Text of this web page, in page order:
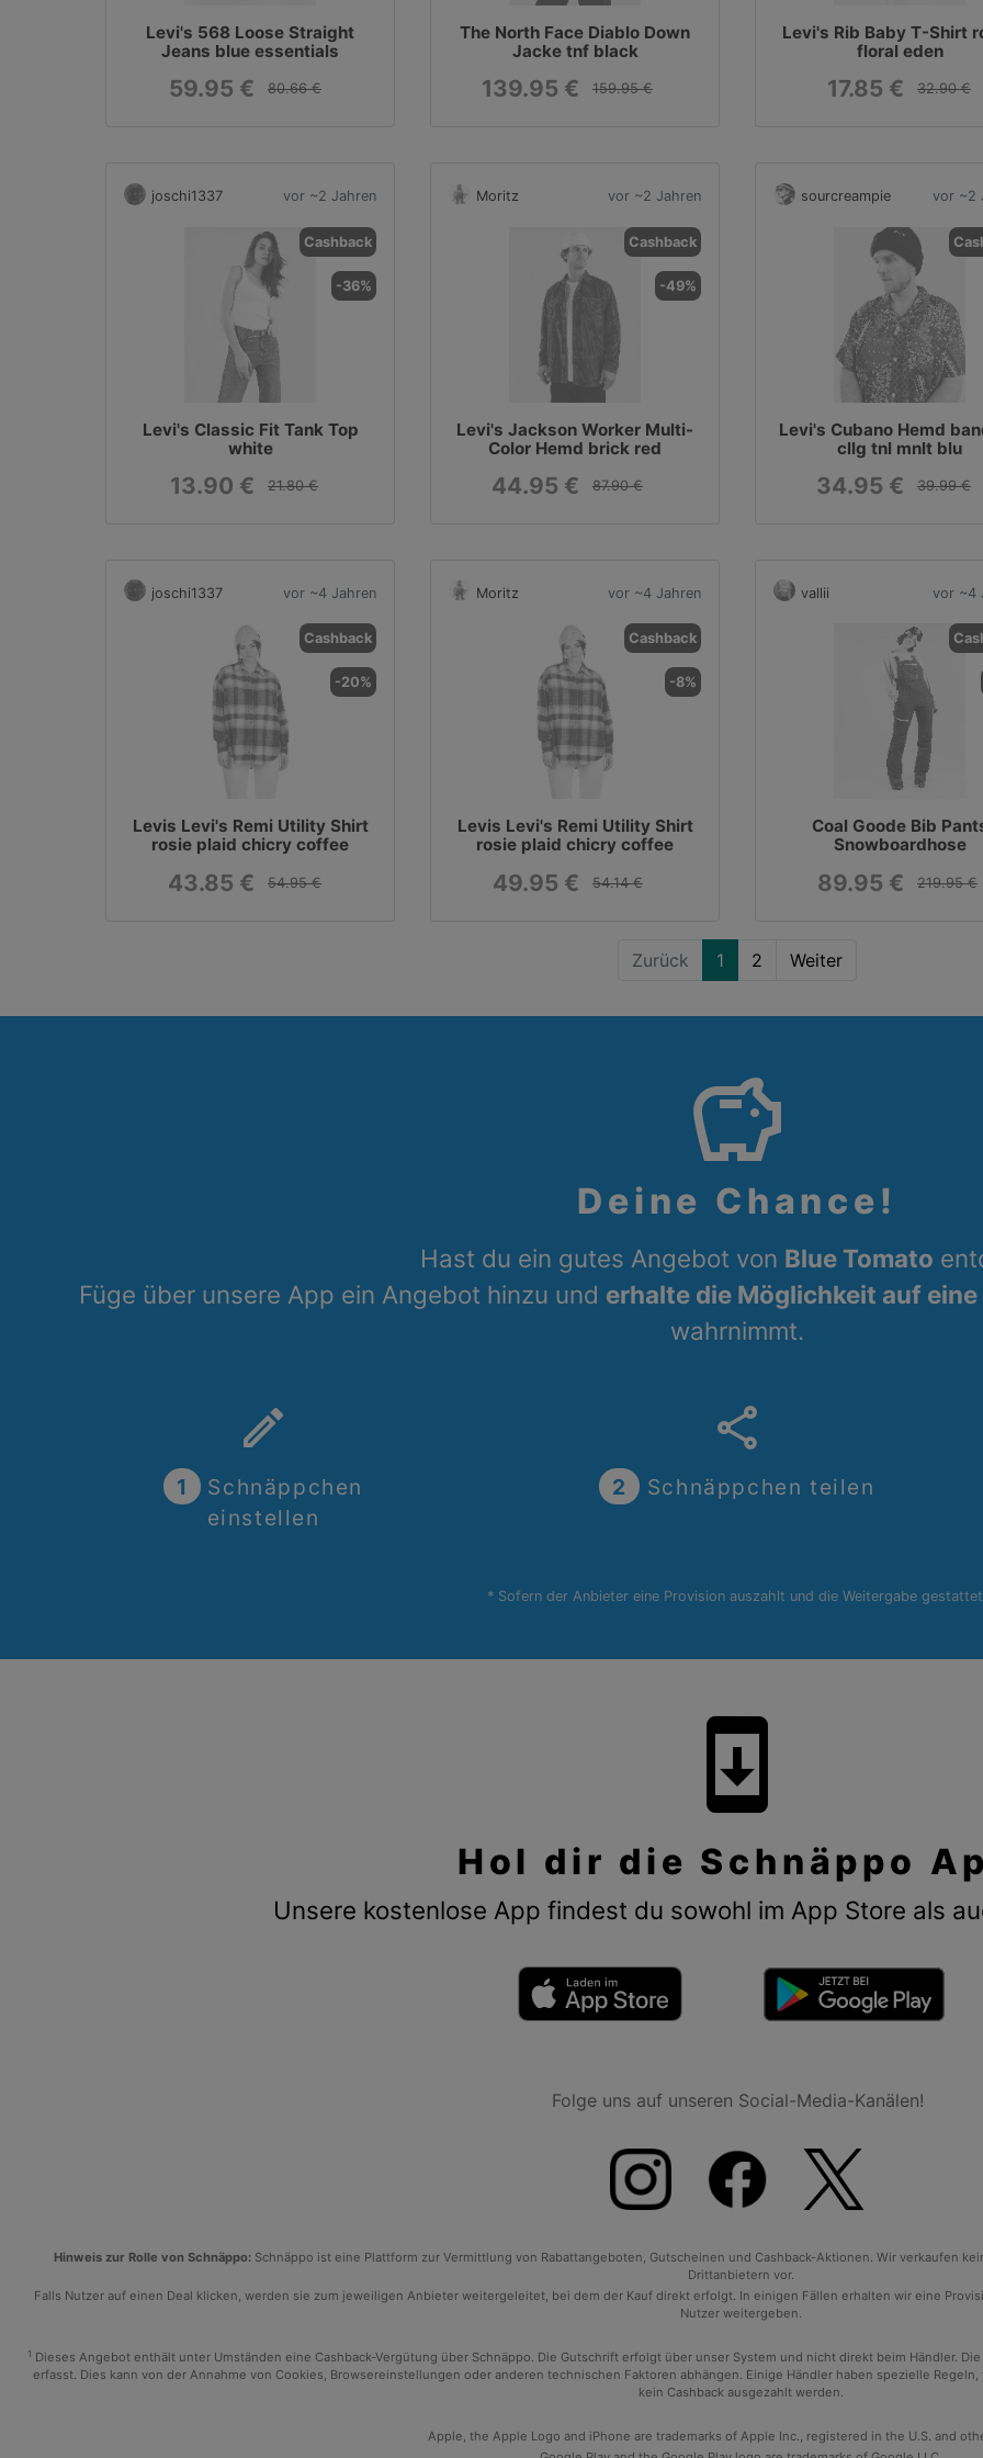
Levi's 568 Loose Straight
Jeans blue essentials
59.95 € 80.66 €
The North Face Diablo Down
Jacke tnf black
139.95 € 159.95 €
Levi's Rib Baby T-Shirt
floral eden
17.85 € 32.90 €
joschi1337 vor ~2 Jahren
Cashback
-36%
Levi's Classic Fit Tank Top
white
13.90 € 21.80 €
Moritz vor ~2 Jahren
Cashback
-49%
Levi's Jackson Worker Multi-
Color Hemd brick red
44.95 € 87.90 €
sourcreampie vor ~2
Levi's Cubano Hemd
cllg tnl mnlt blu
34.95 € 39.99 €
joschi1337 vor ~4 Jahren
Cashback
-20%
Levis Levi's Remi Utility Shirt
rosie plaid chicry coffee
43.85 € 54.95 €
Moritz vor ~4 Jahren
Cashback
-8%
Levis Levi's Remi Utility Shirt
rosie plaid chicry coffee
49.95 € 54.14 €
vallii vor ~4
Coal Goode Bib
Snowboardhose
89.95 € 219.95 €
Zurück 1 2 Weiter
savings
Deine Chance!
Hast du ein gutes Angebot von Blue Tomato
Füge über unsere App ein Angebot hinzu und erhalte die Möglichkeit auf
wahrnimmt.
create
1
Schnäppchen
einstellen
share
2 Schnäppchen teilen
* Sofern der Anbieter eine Provision auszahlt und die Weitergabe
system_update
Hol dir die Schnäppo
Unsere kostenlose App findest du sowohl im App Store als
Folge uns auf unseren Social-Media-Kanälen!
Hinweis zur Rolle von Schnäppo:Schnäppo ist eine Plattform zur Vermittlung von Rabattangeboten, Gutscheinen und Cashback-Aktionen. Wir verkaufen
Drittanbietern vor.
Falls Nutzer auf einen Deal klicken, werden sie zum jeweiligen Anbieter weitergeleitet, bei dem der Kauf direkt erfolgt. In einigen Fällen erhalten wir eine
Nutzer weitergeben.
1 Dieses Angebot enthält unter Umständen eine Cashback-Vergütung über Schnäppo. Die Gutschrift erfolgt über unser System und nicht direkt beim Händler.
erfasst. Dies kann von der Annahme von Cookies, Browsereinstellungen oder anderen technischen Faktoren abhängen. Einige Händler haben spezielle
kein Cashback ausgezahlt werden.
Apple, the Apple Logo and iPhone are trademarks of Apple Inc., registered in the U.S. and